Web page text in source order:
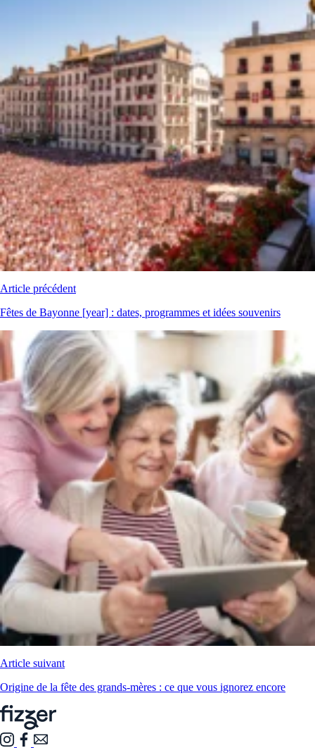
Article précédent
Fêtes de Bayonne [year] : dates, programmes et idées souvenirs
Article suivant
Origine de la fête des grands-mères : ce que vous ignorez encore